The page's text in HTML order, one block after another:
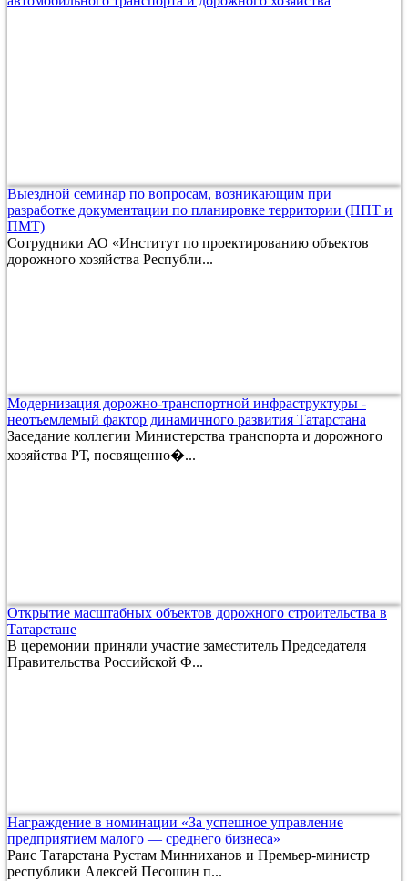
Выездной семинар по вопросам, возникающим при
разработке документации по планировке территории (ППТ и
ПМТ)
Сотрудники АО «Институт по проектированию объектов
дорожного хозяйства Республи...
Модернизация дорожно-транспортной инфраструктуры -
неотъемлемый фактор динамичного развития Татарстана
Заседание коллегии Министерства транспорта и дорожного
хозяйства РТ, посвященно�...
Открытие масштабных объектов дорожного строительства в
Татарстане
В церемонии приняли участие заместитель Председателя
Правительства Российской Ф...
Награждение в номинации «За успешное управление
предприятием малого — среднего бизнеса»
Раис Татарстана Рустам Минниханов и Премьер-министр
республики Алексей Песошин п...